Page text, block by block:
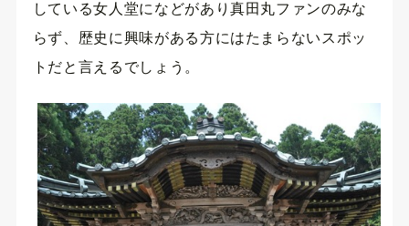
している女人堂になどがあり真田丸ファンのみな
らず、歴史に興味がある方にはたまらないスポッ
トだと言えるでしょう。